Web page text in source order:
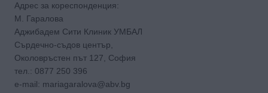
Адрес за кореспонденция:
М. Гаралова
Аджибадем Сити Клиник УМБАЛ
Сърдечно-съдов център,
Околовръстен път 127, София
тел.: 0877 250 396
e-mail: mariagaralova@abv.bg